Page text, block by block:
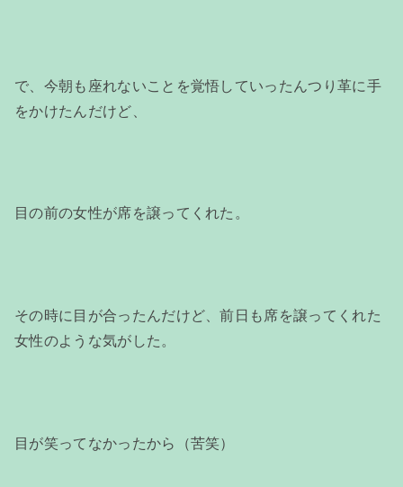
で、今朝も座れないことを覚悟していったんつり革に手
をかけたんだけど、
目の前の女性が席を譲ってくれた。
その時に目が合ったんだけど、前日も席を譲ってくれた
女性のような気がした。
目が笑ってなかったから（苦笑）